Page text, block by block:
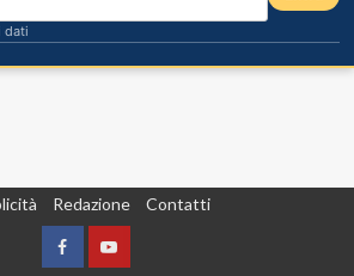
Redazione Contatti
FacebookYountube
dati